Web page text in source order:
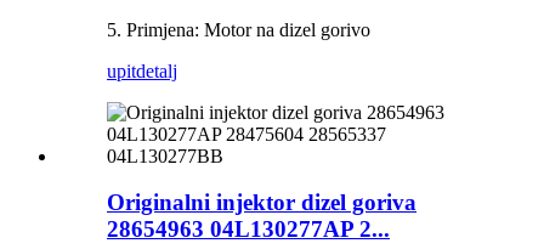
5. Primjena: Motor na dizel gorivo
upitdetalj
Originalni injektor dizel goriva
28654963 04L130277AP 2...